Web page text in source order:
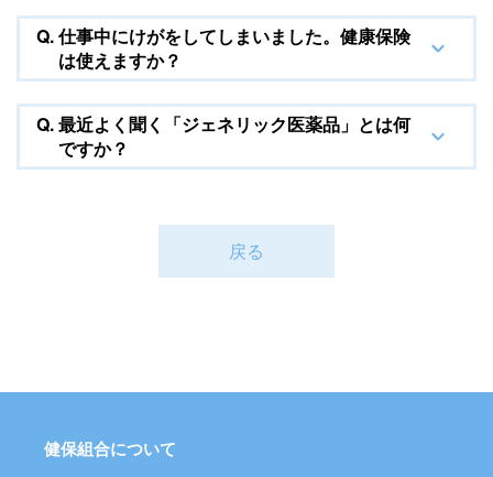
Q.仕事中にけがをしてしまいました。健康保険
は使えますか？
Q.最近よく聞く「ジェネリック医薬品」とは何
ですか？
戻る
健保組合について